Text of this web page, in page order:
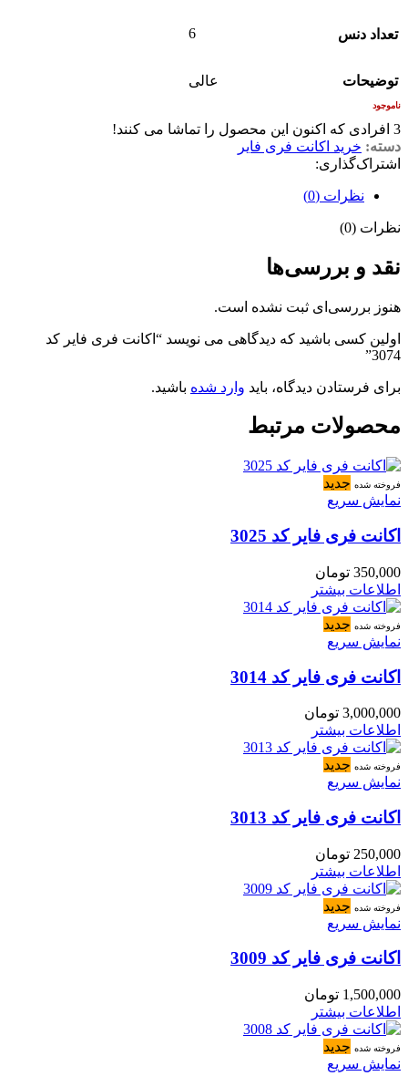
تعداد دنس 6
توضیحات عالی
ناموجود
3 افرادی که اکنون این محصول را تماشا می کنند!
دسته: خرید اکانت فری فایر
اشتراک‌گذاری:
نظرات (0)
نظرات (0)
نقد و بررسی‌ها
هنوز بررسی‌ای ثبت نشده است.
اولین کسی باشید که دیدگاهی می نویسد “اکانت فری فایر کد
3074”
برای فرستادن دیدگاه، باید وارد شده باشید.
محصولات مرتبط
فروخته شده جدید
نمایش سریع
اکانت فری فایر کد 3025
350,000 تومان
اطلاعات بیشتر
فروخته شده جدید
نمایش سریع
اکانت فری فایر کد 3014
3,000,000 تومان
اطلاعات بیشتر
فروخته شده جدید
نمایش سریع
اکانت فری فایر کد 3013
250,000 تومان
اطلاعات بیشتر
فروخته شده جدید
نمایش سریع
اکانت فری فایر کد 3009
1,500,000 تومان
اطلاعات بیشتر
فروخته شده جدید
نمایش سریع